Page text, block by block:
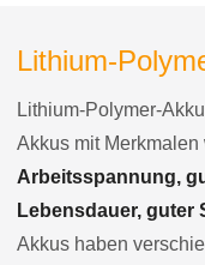
Lithium-
Lithium-Polymer-
Akkus mit Merkmalen
Arbeitsspannung,
Lebensdauer, guter
Akkus haben